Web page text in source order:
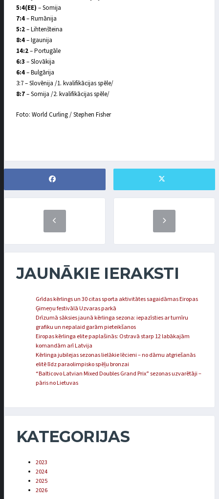
5:4(EE) – Somija
7:4– Rumānija
5:2– Lihtenšteina
8:4– Igaunija
14:2– Portugāle
6:3 – Slovākija
6:4– Bulgārija
3:7 – Slovēnija /1. kvalifikācijas spēle/
8:7– Somija /2. kvalifikācijas spēle/
Foto: World Curling / Stephen Fisher
JAUNĀKIE IERAKSTI
Grīdas kērlings un 30 citas sporta aktivitātes sagaidāmas Eiropas
Ģimeņu festivālā Uzvaras parkā
Drīzumā sāksies jaunā kērlinga sezona: iepazīsties ar turnīru
grafiku un nepalaid garām pieteikšanos
Eiropas kērlinga elite paplašinās: Ostravā starp 12 labākajām
komandām arī Latvija
Kērlinga jubilejas sezonas lielākie lēcieni – no dāmu atgriešanās
elitē līdz paraolimpisko spēļu bronzai
“Balticovo Latvian Mixed Doubles Grand Prix” sezonas uzvarētāji –
pāris no Lietuvas
KATEGORIJAS
2023
2024
2025
2026